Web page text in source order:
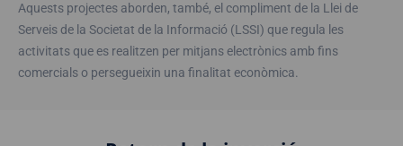
Aquests projectes aborden, també, el compliment de la Llei de
Serveis de la Societat de la Informació (LSSI) que regula les
activitats que es realitzen per mitjans electrònics amb fins
comercials o persegueixin una finalitat econòmica.